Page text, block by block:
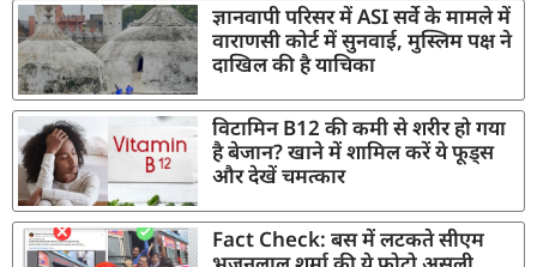
ज्ञानवापी परिसर में ASI सर्वे के मामले में
वाराणसी कोर्ट में सुनवाई, मुस्लिम पक्ष ने
दाखिल की है याचिका
विटामिन B12 की कमी से शरीर हो गया
है बेजान? खाने में शामिल करें ये फूड्स
और देखें चमत्कार
Fact Check: बस में लटकते सीएम